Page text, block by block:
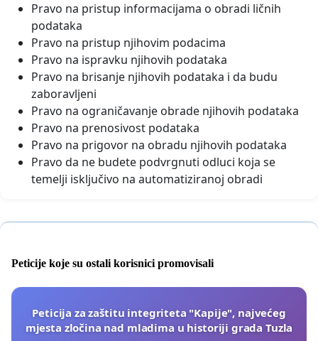
Pravo na pristup informacijama o obradi ličnih
podataka
Pravo na pristup njihovim podacima
Pravo na ispravku njihovih podataka
Pravo na brisanje njihovih podataka i da budu
zaboravljeni
Pravo na ograničavanje obrade njihovih podataka
Pravo na prenosivost podataka
Pravo na prigovor na obradu njihovih podataka
Pravo da ne budete podvrgnuti odluci koja se
temelji isključivo na automatiziranoj obradi
Peticije koje su ostali korisnici promovisali
Peticija za zaštitu integriteta "Kapije", najvećeg
mjesta zločina nad mladima u historiji grada Tuzla